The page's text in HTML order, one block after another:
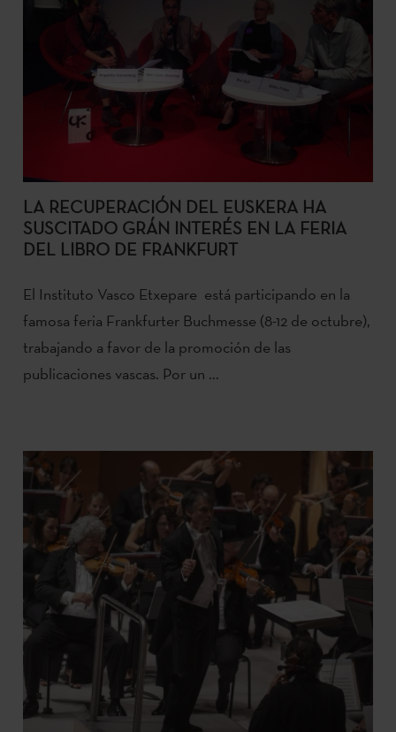
LA RECUPERACIÓN DEL EUSKERA HA
SUSCITADO GRÁN INTERÉS EN LA FERIA
DEL LIBRO DE FRANKFURT
El Instituto Vasco Etxepare está participando en la
famosa feria Frankfurter Buchmesse (8-12 de octubre),
trabajando a favor de la promoción de las
publicaciones vascas. Por un ...